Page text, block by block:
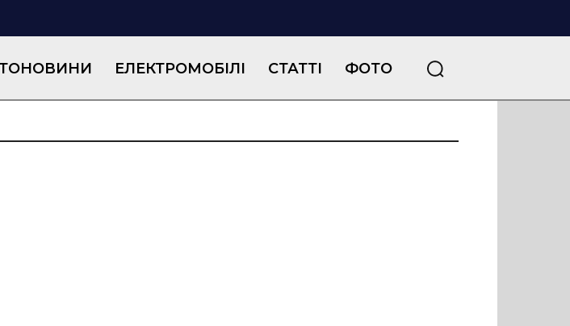
ЕЛЕКТРОМОБІЛІ СТАТТІ ФОТО